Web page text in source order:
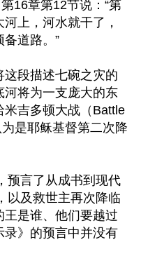
16章第12节说：“第
上，河水就干了，
道路。”
这段描述七碗之灾的
将为一支庞大的东
吉多顿大战（Battle
是耶稣基督第二次降
预言了从成书到现代
以及救世主再次降临
是谁、他们要越过
》的预言中并没有